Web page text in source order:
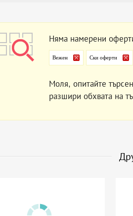
Няма намерени
Вежен Ски оферти
Моля, опитайте
разшири обхвата на